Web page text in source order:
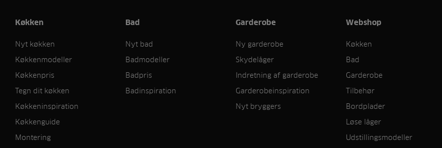
Køkken
Nyt køkken
Køkkenmodeller
Køkkenpris
Tegn dit køkken
Køkkeninspiration
Køkkenguide
Montering
Bad
Nyt bad
Badmodeller
Badpris
Badinspiration
Garderobe
Ny garderobe
Skydelåger
Indretning af garderobe
Garderobeinspiration
Nyt bryggers
Webshop
Køkken
Bad
Garderobe
Tilbehør
Bordplader
Løse låger
Udstillingsmodeller